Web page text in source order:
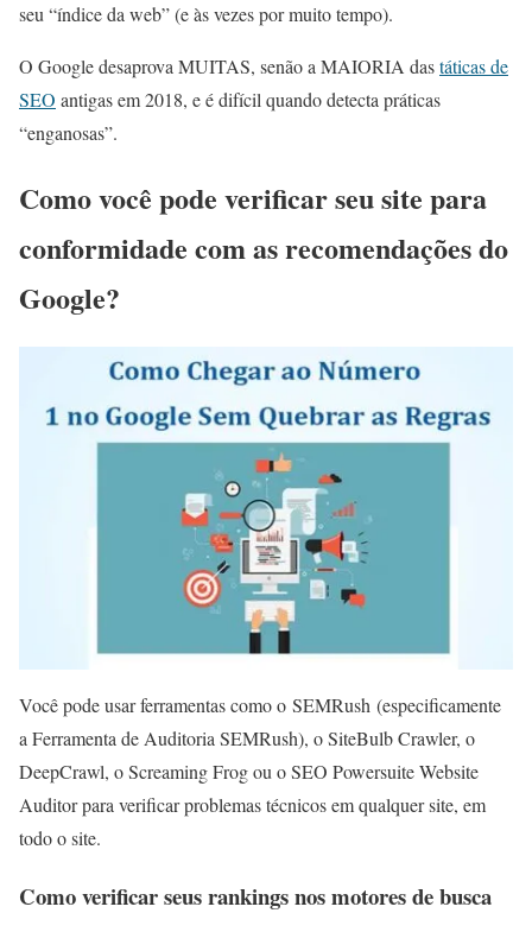
seu “índice da web” (e às vezes por muito tempo).
O Google desaprova MUITAS, senão a MAIORIA dastáticas de
SEO antigas em 2018, e é difícil quando detecta práticas
“enganosas”.
Como você pode verificar seu site para
conformidade com as recomendações do
Google?
Você pode usar ferramentas como o SEMRush (especificamente
a Ferramenta de Auditoria SEMRush), o SiteBulb Crawler, o
DeepCrawl, o Screaming Frog ou o SEO Powersuite Website
Auditor para verificar problemas técnicos em qualquer site, em
todo o site.
Como verificar seus rankings nos motores de busca